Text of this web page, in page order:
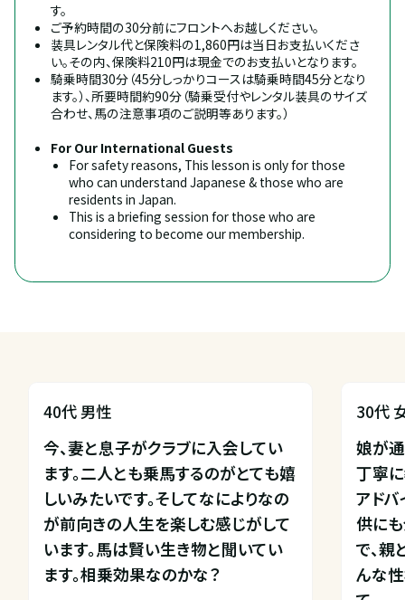
す。
ご予約時間の30分前にフロントへお越しください。
装具レンタル代と保険料の1,860円は当日お支払いくださ
い。その内、保険料210円は現金でのお支払いとなります。
騎乗時間30分（45分しっかりコースは騎乗時間45分となり
ます。）、所要時間約90分（騎乗受付やレンタル装具のサイズ
合わせ、馬の注意事項のご説明等あります。）
For Our International Guests
For safety reasons, This lesson is only for those
who can understand Japanese & those who are
residents in Japan.
This is a briefing session for those who are
considering to become our membership.
40代 男性
今、妻と息子がクラブに入会してい
ます。二人とも乗馬するのがとても嬉
しいみたいです。そしてなによりなの
が前向きの人生を楽しむ感じがして
います。馬は賢い生き物と聞いてい
ます。相乗効果なのかな？
30代
娘が
丁寧
アド
供に
で、親
んな